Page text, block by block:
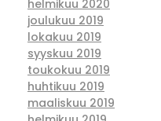
helmikuu 2020
joulukuu 2019
lokakuu 2019
syyskuu 2019
toukokuu 2019
huhtikuu 2019
maaliskuu 2019